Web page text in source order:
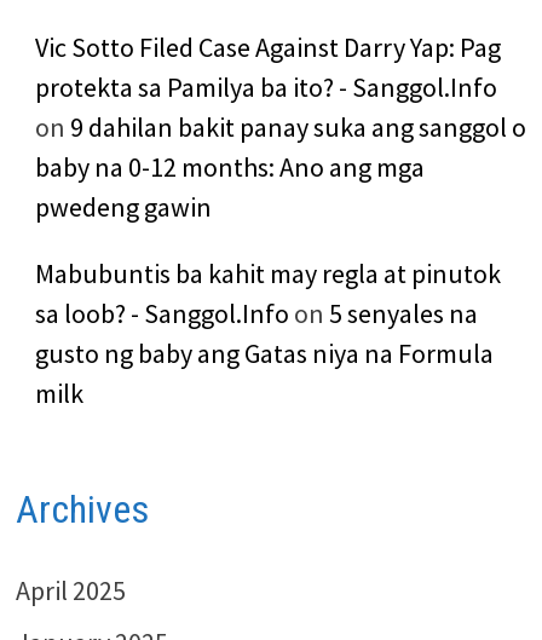
Vic Sotto Filed Case Against Darry Yap: Pag
protekta sa Pamilya ba ito? - Sanggol.Info
on 9 dahilan bakit panay suka ang sanggol o
baby na 0-12 months: Ano ang mga
pwedeng gawin
Mabubuntis ba kahit may regla at pinutok
sa loob? - Sanggol.Info on 5 senyales na
gusto ng baby ang Gatas niya na Formula
milk
Archives
April 2025